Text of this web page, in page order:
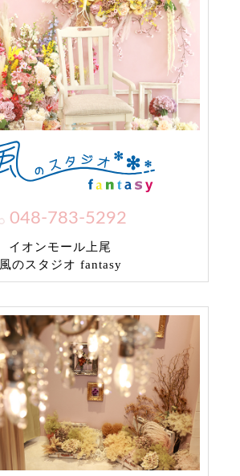
048-783-5292
イオンモール上尾
風のスタジオ fantasy